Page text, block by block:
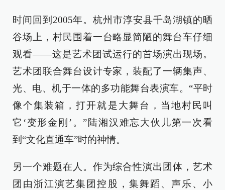
时间回到2005年。杭州市淳安县千岛湖镇的晒
谷场上，村民围着一台略显简陋的舞台车仔细
观看——这是艺术团试运行的首场演出现场。
艺术团联合舞台设计专家，装配了一辆集声、
光、电、机于一体的多功能舞台表演车。“平时
像个集装箱，打开就是大舞台，当地村民叫
它‘变形金刚’。”陆湘汉难忘大伙儿第一次看
到“文化直通车”时的神情。
另一个难题在人。作为综合性演出团体，艺术
团由浙江演艺集团控股，集舞蹈、声乐、小